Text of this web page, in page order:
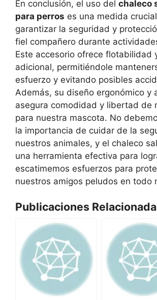
En conclusión, el uso del chaleco
para perros es una medida
garantizar la seguridad y
fiel compañero durante
Este accesorio ofrece flotabilidad
adicional, permitiéndole
esfuerzo y evitando posibles
Además, su diseño ergonómico y
asegura comodidad y libertad de
para nuestra mascota. No
la importancia de cuidar de la
nuestros animales, y el chaleco
una herramienta efectiva para
escatimemos esfuerzos para
nuestros amigos peludos en todo
Publicaciones